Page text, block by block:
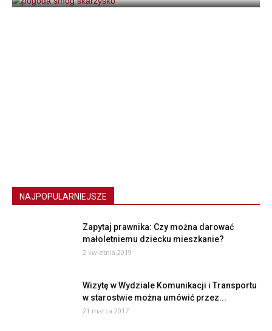
NAJPOPULARNIEJSZE
Zapytaj prawnika: Czy można darować
małoletniemu dziecku mieszkanie?
2 kwietnia 2019
Wizytę w Wydziale Komunikacji i Transportu
w starostwie można umówić przez...
21 marca 2017